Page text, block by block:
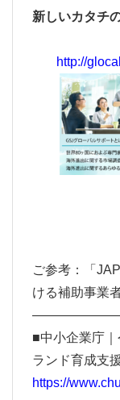
新しいカタチ
http://
ご参考：「
ける補助事業
■中小企業庁
ランド育成支
https://